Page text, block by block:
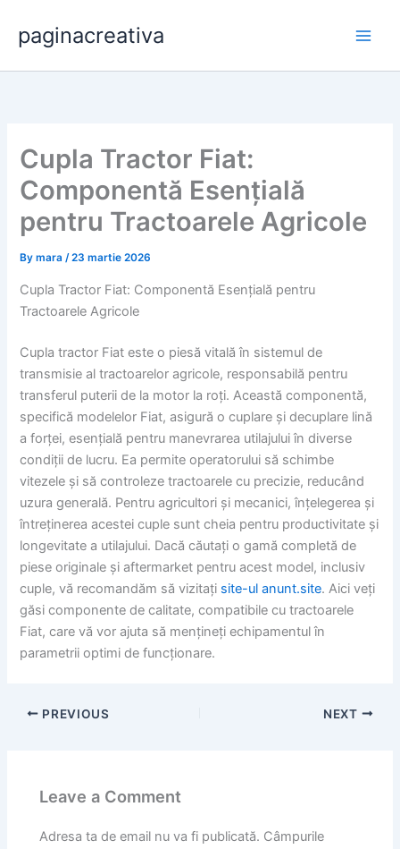
content
paginacreativa
Cupla Tractor Fiat:
Componentă Esențială
pentru Tractoarele Agricole
Bymara/23 martie 2026
Cupla Tractor Fiat: Componentă Esențială pentru
Tractoarele Agricole
Cupla tractor Fiat este o piesă vitală în sistemul de
transmisie al tractoarelor agricole, responsabilă pentru
transferul puterii de la motor la roți. Această componentă,
specifică modelelor Fiat, asigură o cuplare și decuplare lină
a forței, esențială pentru manevrarea utilajului în diverse
condiții de lucru. Ea permite operatorului să schimbe
vitezele și să controleze tractoarele cu precizie, reducând
uzura generală. Pentru agricultori și mecanici, înțelegerea și
întreținerea acestei cuple sunt cheia pentru productivitate și
longevitate a utilajului. Dacă căutați o gamă completă de
piese originale și aftermarket pentru acest model, inclusiv
cuple, vă recomandăm să vizitați site-ul anunt.site. Aici veți
găsi componente de calitate, compatibile cu tractoarele
Fiat, care vă vor ajuta să mențineți echipamentul în
parametrii optimi de funcționare.
PREVIOUS NEXT
Leave a Comment
Adresa ta de email nu va fi publicată. Câmpurile